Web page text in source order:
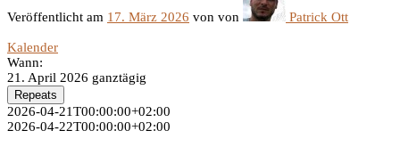
Veröffentlicht am 17. März 2026 von von Patrick Ott
Kalender
Wann:
21. April 2026 ganztägig
Repeats
2026-04-21T00:00:00+02:00
2026-04-22T00:00:00+02:00